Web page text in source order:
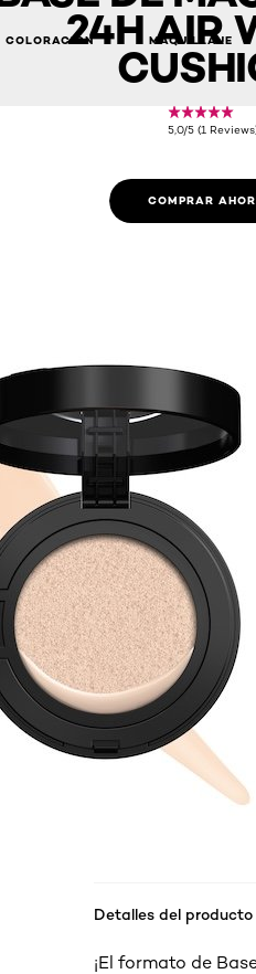
COLORACIÓN MAQUILLAJE
24H AIR
5,0/5 (1
COMPRAR
Detalles del producto
¡El formato de